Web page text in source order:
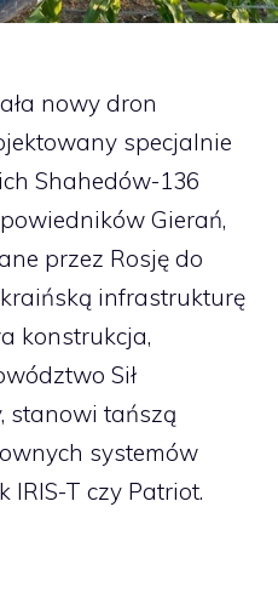
nowy dron
specjalnie
Shahedów-136
Gierań,
przez Rosję do
infrastrukturę
konstrukcja,
Sił
stanowi tańszą
systemów
IRIS-T czy Patriot.